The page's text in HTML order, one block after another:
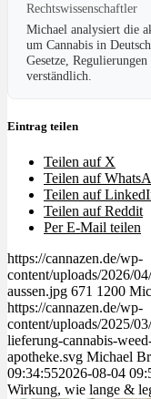
Rechtswissenschaftler
Michael analysiert die
um Cannabis in
Gesetze,
verständlich.
Eintrag teilen
Teilen auf X
Teilen auf
Teilen auf
Teilen auf Reddit
Per E-Mail teilen
https://cannazen.de/wp-
content/uploads/2026/
aussen.jpg 671 1200
https://cannazen.de/wp-
content/uploads/2025/
lieferung-cannabis-
apotheke.svg Michael
09:34:552026-08-04
Wirkung, wie lange &